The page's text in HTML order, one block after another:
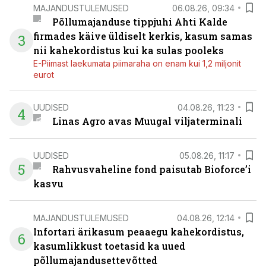
3
MAJANDUSTULEMUSED 06.08.26, 09:34
Põllumajanduse tippjuhi Ahti Kalde
firmades käive üldiselt kerkis, kasum samas
nii kahekordistus kui ka sulas pooleks
E-Piimast laekumata piimaraha on enam kui 1,2 miljonit
eurot
4 UUDISED 04.08.26, 11:23
Linas Agro avas Muugal viljaterminali
5
UUDISED 05.08.26, 11:17
Rahvusvaheline fond paisutab Bioforce’i
kasvu
6
MAJANDUSTULEMUSED 04.08.26, 12:14
Infortari ärikasum peaaegu kahekordistus,
kasumlikkust toetasid ka uued
põllumajandusettevõtted